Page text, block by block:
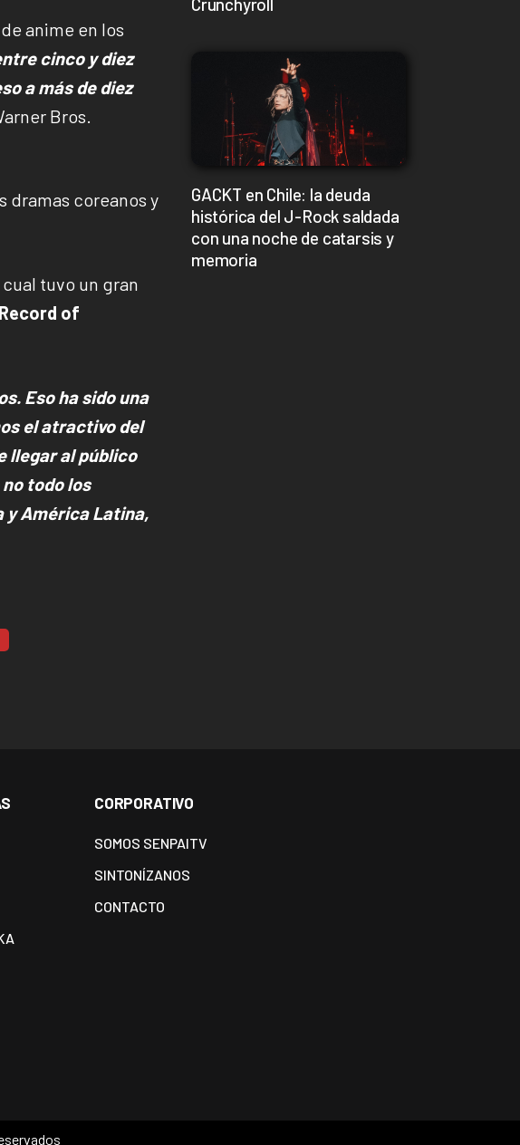
anime en los
cinco y diez
a más de diez
Bros.
dramas coreanos y
tuvo un gran
of
Eso ha sido una
el atractivo del
llegar al público
todo los
y América Latina,
Crunchyroll
GACKT en Chile: la deuda
histórica del J-Rock saldada
con una noche de catarsis y
memoria
CORPORATIVO
SOMOS SENPAITV
SINTONÍZANOS
CONTACTO